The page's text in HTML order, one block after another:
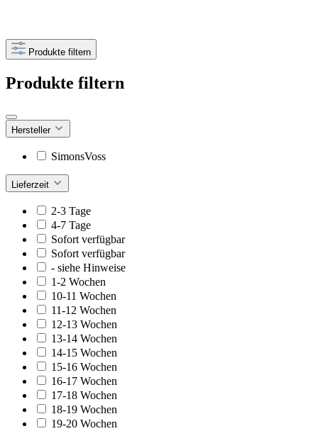
Produkte filtern
Produkte filtern
Hersteller
SimonsVoss
Lieferzeit
2-3 Tage
4-7 Tage
Sofort verfügbar
Sofort verfügbar
- siehe Hinweise
1-2 Wochen
10-11 Wochen
11-12 Wochen
12-13 Wochen
13-14 Wochen
14-15 Wochen
15-16 Wochen
16-17 Wochen
17-18 Wochen
18-19 Wochen
19-20 Wochen